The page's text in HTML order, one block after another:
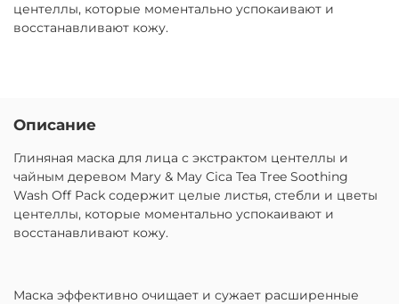
центеллы, которые моментально успокаивают и
восстанавливают кожу.
Описание
Глиняная маска для лица с экстрактом центеллы и
чайным деревом Mary & May Cica Tea Tree Soothing
Wash Off Pack содержит целые листья, стебли и цветы
центеллы, которые моментально успокаивают и
восстанавливают кожу.
Маска эффективно очищает и сужает расширенные